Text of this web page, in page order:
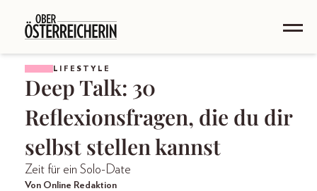
LIFESTYLE
Deep Talk: 30
Reflexionsfragen, die du dir
selbst stellen kannst
Zeit für ein Solo-Date
Von Online Redaktion